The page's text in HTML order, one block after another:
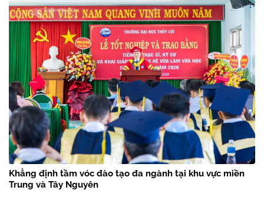
Khẳng định tầm vóc đào tạo đa ngành tại khu vực miền
Trung và Tây Nguyên